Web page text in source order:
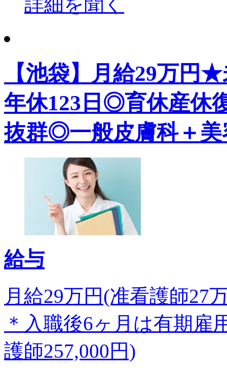
【池袋】月給29万
年休123日◎育休産休
抜群◎一般皮膚科＋
給与
月給29万円(准看護師27
＊入職後6ヶ月は有期雇
護師257,000円)